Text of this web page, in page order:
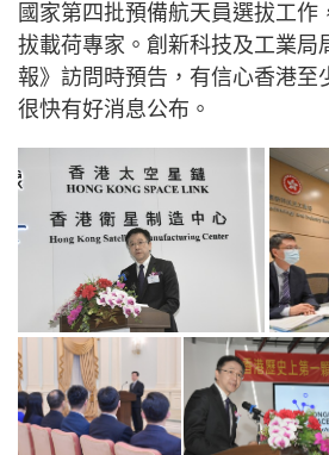
國家第四批預備航天員選拔工作
拔載荷專家。創新科技及工業局
報》訪問時預告，有信心香港至
很快有好消息公布。